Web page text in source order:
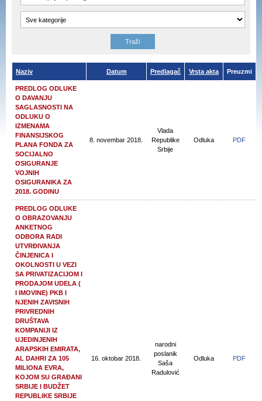
Naziv Datum Predlagač Vrsta akta Preuzmi
PREDLOG ODLUKE
O DAVANJU
SAGLASNOSTI NA
ODLUKU O
IZMENAMA
FINANSIJSKOG
PLANA FONDA ZA
SOCIJALNO
OSIGURANJE
VOJNIH
OSIGURANIKA ZA
2018. GODINU
8. novembar 2018.
Vlada
Republike
Srbije
Odluka PDF
PREDLOG ODLUKE
O OBRAZOVANJU
ANKETNOG
ODBORA RADI
UTVRĐIVANJA
ČINJENICA I
OKOLNOSTI U VEZI
SA PRIVATIZACIJOM I
PRODAJOM UDELA (
I IMOVINE) PKB I
NJENIH ZAVISNIH
PRIVREDNIH
DRUŠTAVA
KOMPANIJI IZ
UJEDINJENIH
ARAPSKIH EMIRATA,
AL DAHRI ZA 105
MILIONA EVRA,
KOJOM SU GRAĐANI
SRBIJE I BUDŽET
REPUBLIKE SRBIJE
16. oktobar 2018.
narodni
poslanik
Saša
Radulović
Odluka PDF